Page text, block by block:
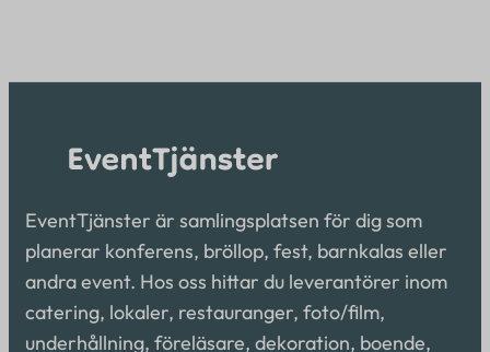
EventTjänster är samlingsplatsen för dig som
planerar konferens, bröllop, fest, barnkalas eller
andra event. Hos oss hittar du leverantörer inom
catering, lokaler, restauranger, foto/film,
underhållning, föreläsare, dekoration, boende,